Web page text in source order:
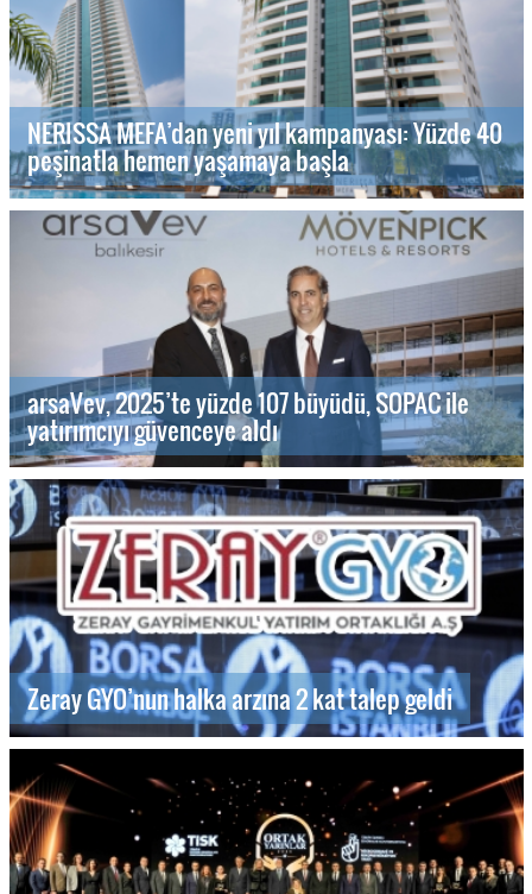
NERISSA MEFA’dan yeni yıl kampanyası: Yüzde 40
peşinatla hemen yaşamaya başla
arsaVev, 2025’te yüzde 107 büyüdü, SOPAC ile
yatırımcıyı güvenceye aldı
Zeray GYO’nun halka arzına 2 kat talep geldi